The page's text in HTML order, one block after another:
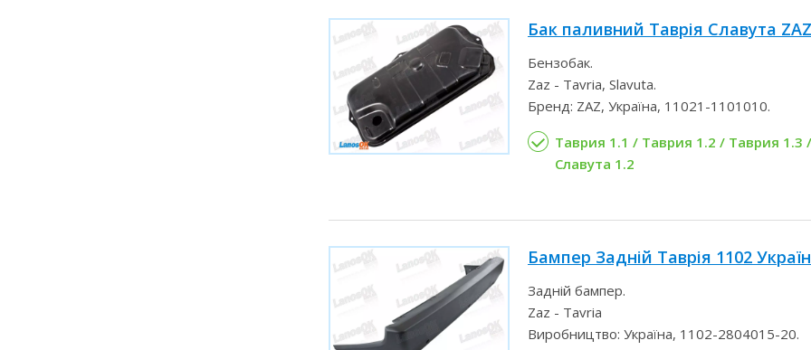
Бак паливний Таврія Славута ZAZ
Бензобак.
Zaz - Tavria, Slavuta.
Бренд: ZAZ, Україна, 11021-1101010.
Таврия 1.1 / Таврия 1.2 / Таврия 1.3
Славута 1.2
Бампер Задній Таврія 1102
Задній бампер.
Zaz - Tavria
Виробництво: Україна, 1102-2804015-20.